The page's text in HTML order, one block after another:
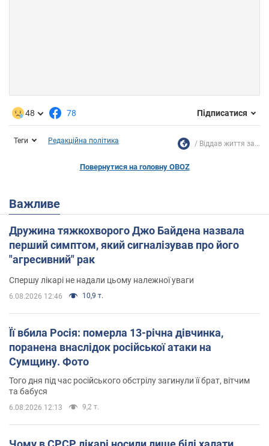
48 78 Підписатися
Теги Редакційна політика Віддав життя за...
Повернутися на головну OBOZ
Важливе
Дружина тяжкохворого Джо Байдена назвала
перший симптом, який сигналізував про його
"агресивний" рак
Спершу лікарі не надали цьому належної уваги
6.08.2026 12:46 10,9 т.
Її вбила Росія: померла 13-річна дівчинка,
поранена внаслідок російської атаки на
Сумщину. Фото
Того дня під час російського обстрілу загинули її брат, вітчим
та бабуся
6.08.2026 12:13 9,2 т.